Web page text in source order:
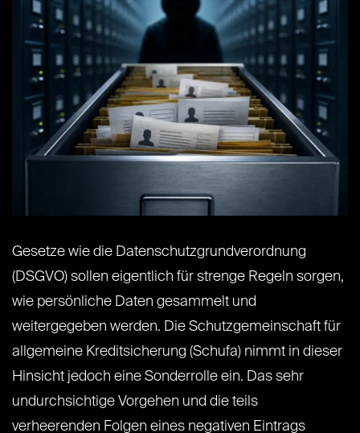
Gesetze wie die Datenschutzgrundverordnung
(DSGVO) sollen eigentlich für strenge Regeln sorgen,
wie persönliche Daten gesammelt und
weitergegeben werden. Die Schutzgemeinschaft für
allgemeine Kreditsicherung (Schufa) nimmt in dieser
Hinsicht jedoch eine Sonderrolle ein. Das sehr
undurchsichtige Vorgehen und die teils
verheerenden Folgen eines negativen Eintrags